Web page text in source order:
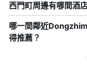
西門町周邊有哪間酒
哪一間鄰近
得推薦？